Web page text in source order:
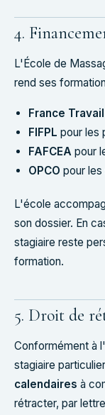
4.
L'École de
rend ses
France Travail
FIFPL pour les
FAFCEA pour
OPCO pour
L'école
son dossier. En
stagiaire reste
formation.
5. Droit de
Conformément à
stagiaire
calendaires à
rétracter, par